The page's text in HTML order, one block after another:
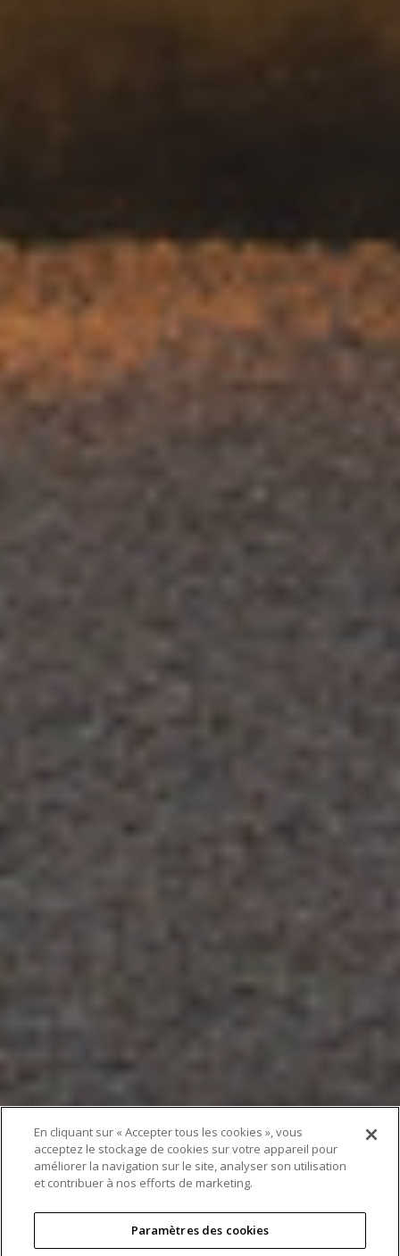
Le système de mesure
vidéo iNEXIV de Nikon
En cliquant sur « Accepter tous les cookies », vous
acceptez le stockage de cookies sur votre appareil pour
améliorer la navigation sur le site, analyser son utilisation
et contribuer à nos efforts de marketing.
Paramètres des cookies